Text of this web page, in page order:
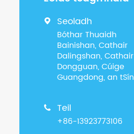
 Seoladh
Bóthar Thuaidh
Bainishan, Cathair
Dalingshan, Cathair
Dongguan, Cúige
Guangdong, an tSín
 Teil
+86-13923773106